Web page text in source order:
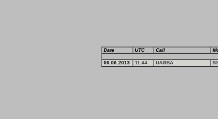
Date UTC Call
06.06.2013 11:44 UAØBA